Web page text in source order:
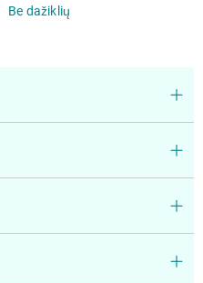
Be dažiklių